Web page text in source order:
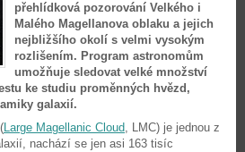
přehlídková pozorování Velkého i
Malého Magellanova oblaku a jejich
nejbližšího okolí s velmi vysokým
rozlišením. Program astronomům
umožňuje sledovat velké množství
ke studiu proměnných hvězd,
galaxií.
(Large Magellanic Cloud, LMC) je jednou z
nachází se jen asi 163 tisíc